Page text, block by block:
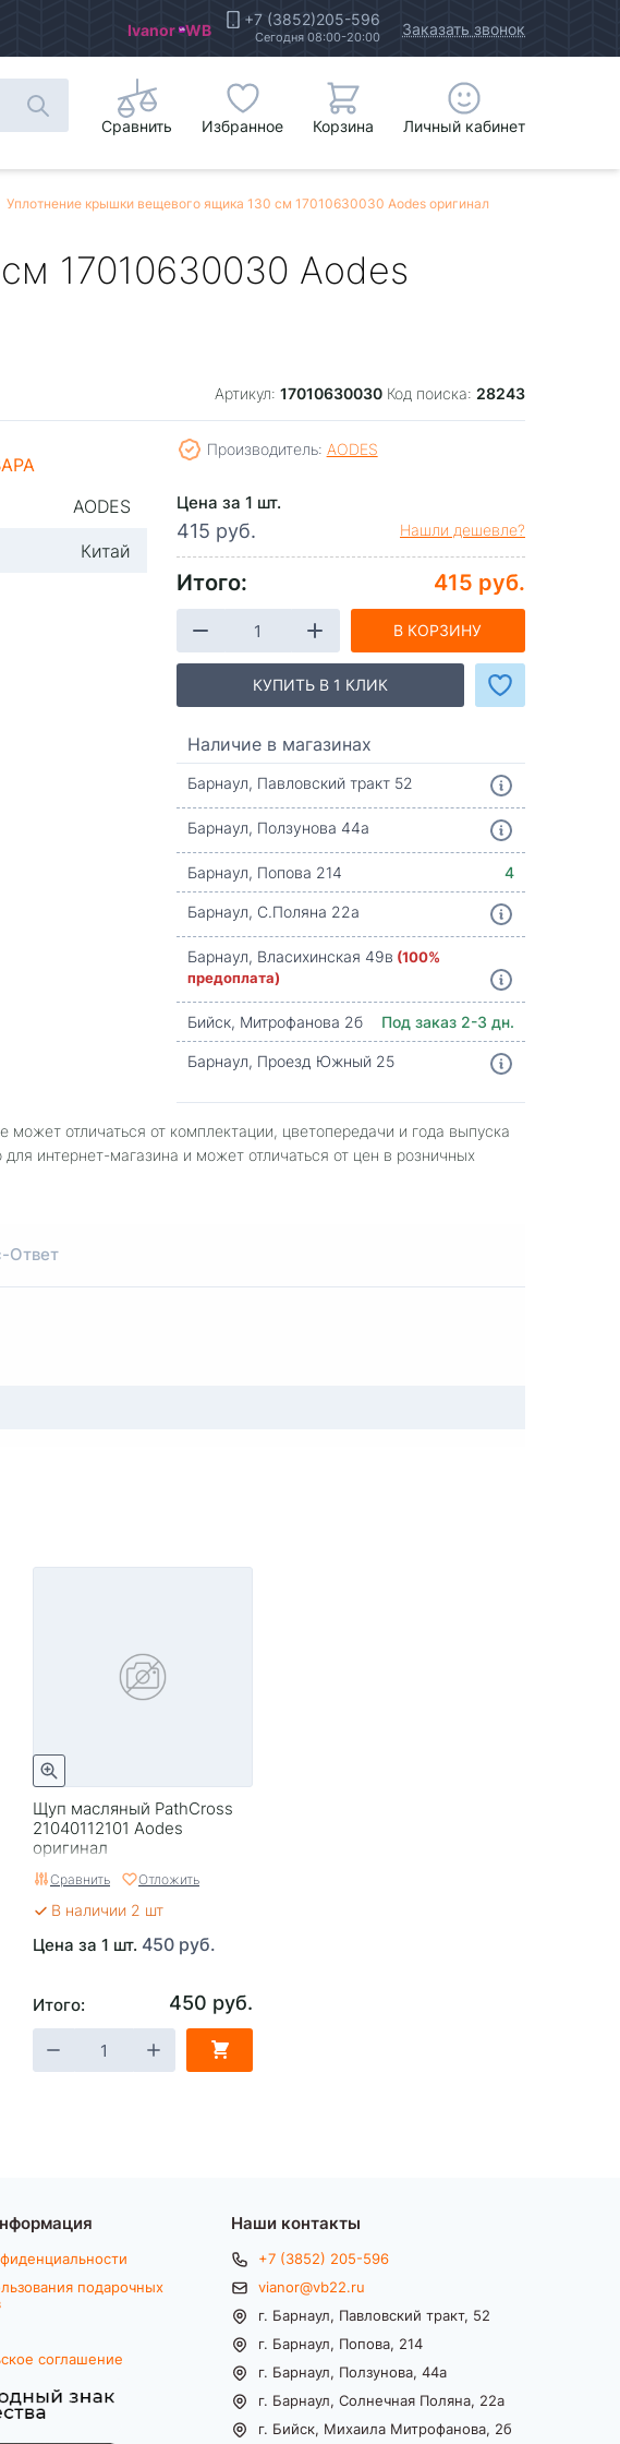
Ivanor WB +7 (3852)205-596
Сегодня 08:00-20:00 Заказать звонок
Сравнить Избранное Корзина Личный кабинет
Уплотнение крышки вещевого ящика 130 см 17010630030 Aodes оригинал
17010630030 Aodes
Артикул: 17010630030 Код поиска: 28243
AODES
Китай
Производитель: AODES
Цена за 1 шт.
415 руб. Нашли дешевле?
Итого: 415 руб.
В КОРЗИНУ
КУПИТЬ В 1 КЛИК
Наличие в магазинах
Барнаул, Павловский тракт 52
Барнаул, Ползунова 44а
Барнаул, Попова 214
4
Барнаул, С.Поляна 22а
Барнаул, Власихинская 49в (100%
предоплата)
Бийск, Митрофанова 2б
Под заказ 2-3 дн.
Барнаул, Проезд Южный 25
может отличаться от комплектации, цветопередачи и года выпуска
для интернет-магазина и может отличаться от цен в розничных
Ответ
Щуп масляный PathCross
21040112101 Aodes
оригинал
Сравнить Отложить
В наличии 2 шт
Цена за 1 шт. 450 руб.
Итого: 450 руб.
подарочных
соглашение
Наши контакты
+7 (3852) 205-596
vianor@vb22.ru
г. Барнаул, Павловский тракт, 52
г. Барнаул, Попова, 214
г. Барнаул, Ползунова, 44а
г. Барнаул, Солнечная Поляна, 22а
г. Бийск, Михаила Митрофанова, 2б